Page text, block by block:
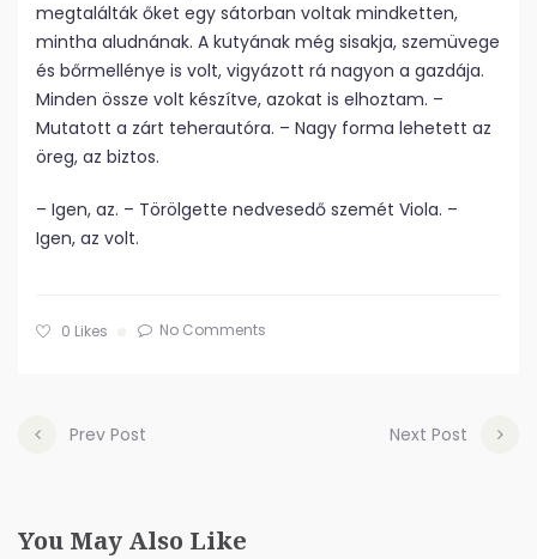
megtalálták őket egy sátorban voltak mindketten,
mintha aludnának. A kutyának még sisakja, szemüvege
és bőrmellénye is volt, vigyázott rá nagyon a gazdája.
Minden össze volt készítve, azokat is elhoztam. –
Mutatott a zárt teherautóra. – Nagy forma lehetett az
öreg, az biztos.
– Igen, az. – Törölgette nedvesedő szemét Viola. –
Igen, az volt.
0 Likes No Comments
Prev Post Next Post
You May Also Like